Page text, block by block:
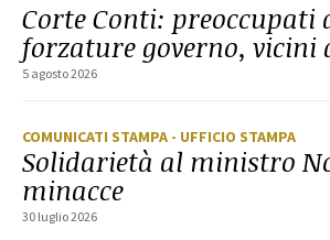
Corte Conti: preoccupati
forzature governo, vicini
5 agosto 2026
COMUNICATI STAMPA - UFFICIO STAMPA
Solidarietà al ministro
minacce
30 luglio 2026